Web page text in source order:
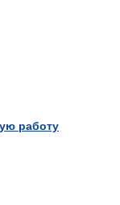
работу